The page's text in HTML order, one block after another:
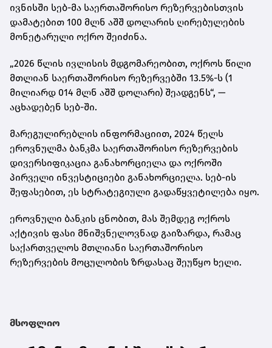
ივნისში სებ-მა საერთაშორისო რეზერვებისთვის
დამატებით 100 მლნ აშშ დოლარის ღირებულების
მონეტარული ოქრო შეიძინა.
„2026 წლის ივლისის მდგომარეობით, ოქროს წილი
მთლიან საერთაშორისო რეზერვებში 13.5%-ს (1
მილიარდ 014 მლნ აშშ დოლარი) შეადგენს“, —
აცხადებენ სებ-ში.
მარეგულირებლის ინფორმაციით, 2024 წელს
ეროვნულმა ბანკმა საერთაშორისო რეზერვების
დივერსიფიკაცია განახორციელა და ოქროში
პირველი ინვესტიციები განახორციელა. სებ-ის
შეფასებით, ეს სტრატეგიული გადაწყვეტილება იყო.
ეროვნული ბანკის ცნობით, მას შემდეგ ოქროს
აქტივის ფასი მნიშვნელოვნად გაიზარდა, რამაც
საქართველოს მთლიანი საერთაშორისო
რეზერვების მოცულობის ზრდასაც შეუწყო ხელი.
მსოფლიო